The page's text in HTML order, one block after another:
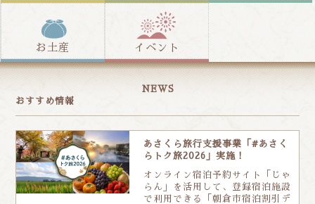
お土産 イベント
NEWS
おすすめ情報
あさくら旅行支援事業「#あさく
らトク旅2026」実施！
オンライン宿泊予約サイト「じゃ
らん」を活用して、登録宿泊施設
で利用できる「朝倉市宿泊割引デ